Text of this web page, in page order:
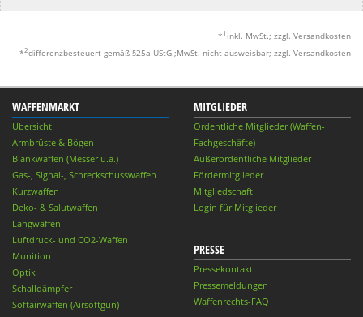
* 1 inkl. MwSt.; zzgl. Versandkosten
*2differenzbesteuert gemäß §25a UStG.;MwSt. nicht ausweisbar; zzgl. Versandkosten
WAFFENMARKT
Übersicht
Armbrüste & Bögen
Blankwaffen (Messer u.ä.)
Gas-, Signal-, Schreckschusswaffen
Kurzwaffen
Deko- & Salutwaffen
Langwaffen
Luftdruck- und CO2-Waffen
Munition
Optik
Schalldämpfer
Softairwaffen (Airsoftgun)
MITGLIEDER
Ordentliche Mitglieder (Waffen-
Fachgeschäfte)
Außerordentliche Mitglieder
Fördermitglieder
Mitgliedschaft
Login für Mitglieder
PRESSE
Pressekontakt
Pressemeldungen
Waffenrechts-FAQ